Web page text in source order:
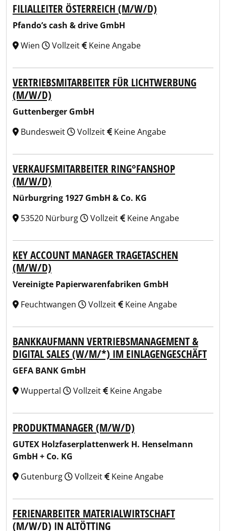
FILIALLEITER ÖSTERREICH (M/W/D)
Pfando’s cash & drive GmbH
Wien
Vollzeit Keine Angabe
VERTRIEBSMITARBEITER FÜR LICHTWERBUNG
(M/W/D)
Guttenberger GmbH
Bundesweit
Vollzeit Keine Angabe
VERKAUFSMITARBEITER RING°FANSHOP
(M/W/D)
Nürburgring 1927 GmbH & Co. KG
53520 Nürburg
Vollzeit Keine Angabe
KEY ACCOUNT MANAGER TRAGETASCHEN
(M/W/D)
Vereinigte Papierwarenfabriken GmbH
Feuchtwangen
Vollzeit Keine Angabe
BANKKAUFMANN VERTRIEBSMANAGEMENT &
DIGITAL SALES (W/M/*) IM EINLAGENGESCHÄFT
GEFA BANK GmbH
Wuppertal
Vollzeit Keine Angabe
PRODUKTMANAGER (M/W/D)
GUTEX Holzfaserplattenwerk H. Henselmann
GmbH + Co. KG
Gutenburg
Vollzeit Keine Angabe
FERIENARBEITER MATERIALWIRTSCHAFT
(M/W/D) IN ALTÖTTING